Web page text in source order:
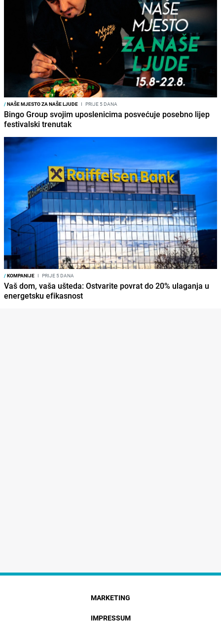
/NAŠE MJESTO ZA NAŠE LJUDE I PRIJE 5 DANA
Bingo Group svojim uposlenicima posvećuje posebno lijep
festivalski trenutak
/KOMPANIJE I PRIJE 5 DANA
Vaš dom, vaša ušteda: Ostvarite povrat do 20% ulaganja u
energetsku efikasnost
MARKETING
IMPRESSUM